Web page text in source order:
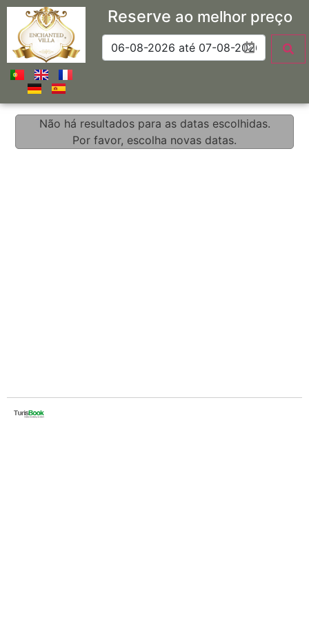
Reserve ao melhor preço
Não há resultados para as datas escolhidas.
Por favor, escolha novas datas.